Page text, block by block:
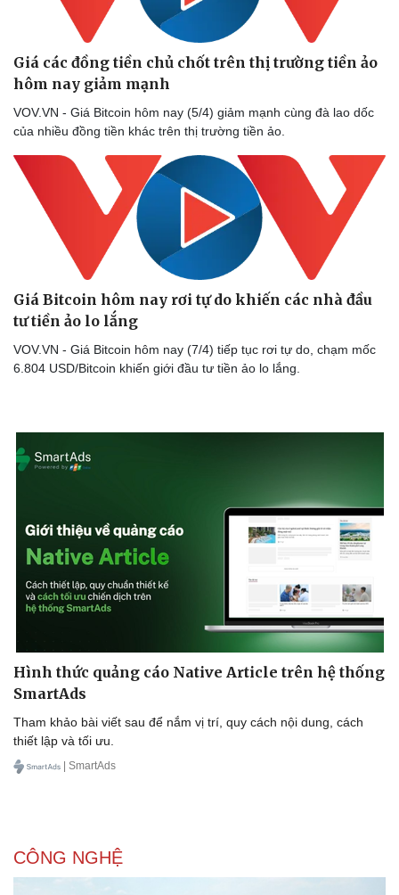
Doanh nghiệp
Vì cộng đồng
Trải nghiệm
Chuyển đổi số
Giá các đồng tiền chủ chốt trên thị trường tiền ảo
hôm nay giảm mạnh
VOV.VN - Giá Bitcoin hôm nay (5/4) giảm mạnh cùng đà lao dốc
của nhiều đồng tiền khác trên thị trường tiền ảo.
Giá Bitcoin hôm nay rơi tự do khiến các nhà đầu
tư tiền ảo lo lắng
VOV.VN - Giá Bitcoin hôm nay (7/4) tiếp tục rơi tự do, chạm mốc
6.804 USD/Bitcoin khiến giới đầu tư tiền ảo lo lắng.
Hình thức quảng cáo Native Article trên hệ thống
SmartAds
Tham khảo bài viết sau để nắm vị trí, quy cách nội dung, cách
thiết lập và tối ưu.
| SmartAds
CÔNG NGHỆ